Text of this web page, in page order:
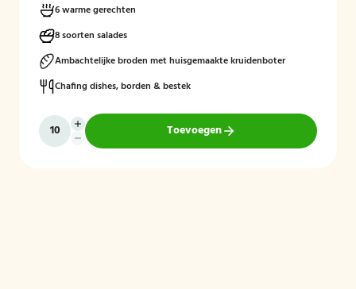
zoals eendenborst, gamba’s, biefstukreepjes en buikspek,
geserveerd met bijgerechten zoals gewokte groenten en
aardappeltjes.
6 warme gerechten
8 soorten salades
Ambachtelijke broden met huisgemaakte kruidenboter
Chafing dishes, borden & bestek
Toevoegen